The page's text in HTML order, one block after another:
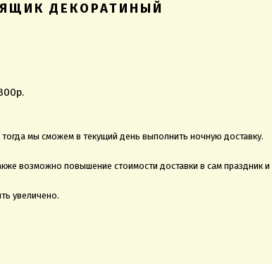
ДЕКОРАТИНЫЙ
мы сможем в текущий день выполнить ночную доставку.
возможно повышение стоимости доставки в сам праздник и
увеличено.